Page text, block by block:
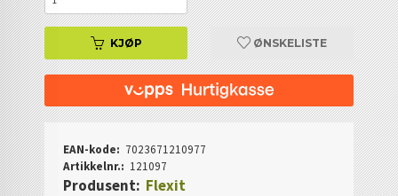
KJØP ØNSKELISTE
EAN-kode: 7023671210977
Artikkelnr.: 121097
Produsent: Flexit